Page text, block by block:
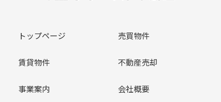
トップページ 売買物件
賃貸物件 不動産売却
事業案内 会社概要